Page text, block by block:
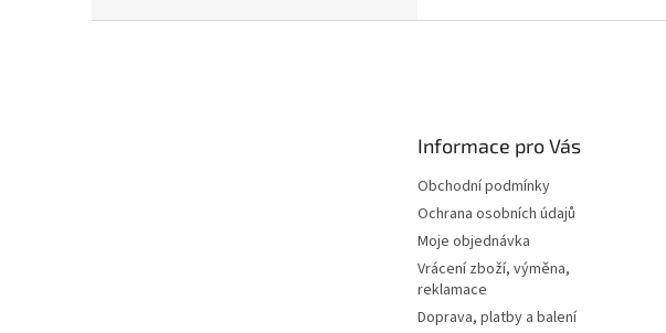
Informace pro Vás
Obchodní podmínky
Ochrana osobních údajů
Moje objednávka
Vrácení zboží, výměna,
reklamace
Doprava, platby a balení